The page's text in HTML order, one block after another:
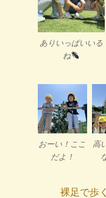
ありいっぱいいる
ね
おーい！ここ
だよ！
高
裸足で歩